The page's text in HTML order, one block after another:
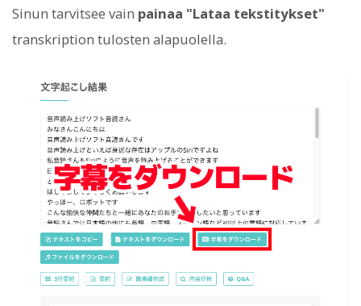
Sinun tarvitsee vain painaa "Lataa tekstitykset"
transkription tulosten alapuolella.